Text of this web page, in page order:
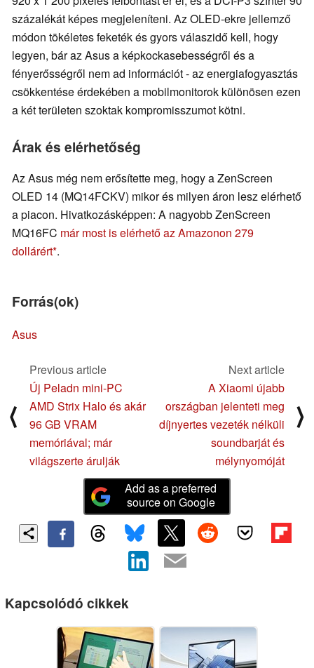
százalékát képes megjeleníteni. Az OLED-ekre jellemző
módon tökéletes feketék és gyors válaszidő kell, hogy
legyen, bár az Asus a képkockasebességről és a
fényerősségről nem ad információt - az energiafogyasztás
csökkentése érdekében a mobilmonitorok különösen ezen
a két területen szoktak kompromisszumot kötni.
Árak és elérhetőség
Az Asus még nem erősítette meg, hogy a ZenScreen
OLED 14 (MQ14FCKV) mikor és milyen áron lesz elérhető
a piacon. Hivatkozásképpen: A nagyobb ZenScreen
MQ16FC már most is elérhető az Amazonon 279
dollárért .
Forrás(ok)
Asus
⟨
Previous article
Új Peladn mini-PC
AMD Strix Halo és akár
96 GB VRAM
memóriával; már
világszerte árulják
Next article
A Xiaomi újabb
országban jelenteti meg
díjnyertes vezeték nélküli
soundbarját és
mélynyomóját
⟩
Add as a preferred
source on Google
Kapcsolódó cikkek